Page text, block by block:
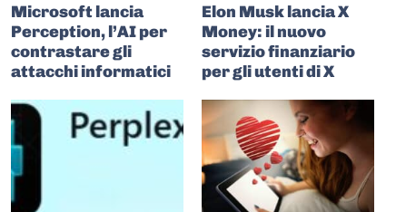
Microsoft lancia
Perception, l’AI per
contrastare gli
attacchi informatici
Elon Musk lancia X
Money: il nuovo
servizio finanziario
per gli utenti di X